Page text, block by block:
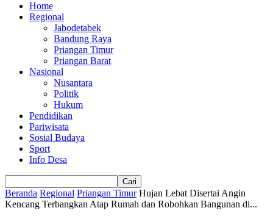
Home
Regional
Jabodetabek
Bandung Raya
Priangan Timur
Priangan Barat
Nasional
Nusantara
Politik
Hukum
Pendidikan
Pariwisata
Sosial Budaya
Sport
Info Desa
Beranda Regional Priangan Timur Hujan Lebat Disertai Angin
Kencang Terbangkan Atap Rumah dan Robohkan Bangunan di...